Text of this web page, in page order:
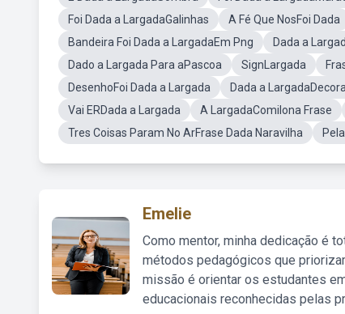
Foi Dada a LargadaGalinhas
A Fé Que NosFoi Dada
Bandeira Foi Dada a LargadaEm Png
Dada a
Dado a Largada Para aPascoa
SignLargada
DesenhoFoi Dada a Largada
Dada a
Vai ERDada a Largada
A LargadaComilona Frase
Tres Coisas Param No ArFrase Dada Naravilha
Emelie
Como mentor, minha dedicação é
métodos pedagógicos que
missão é orientar os estudantes
educacionais reconhecidas pelas